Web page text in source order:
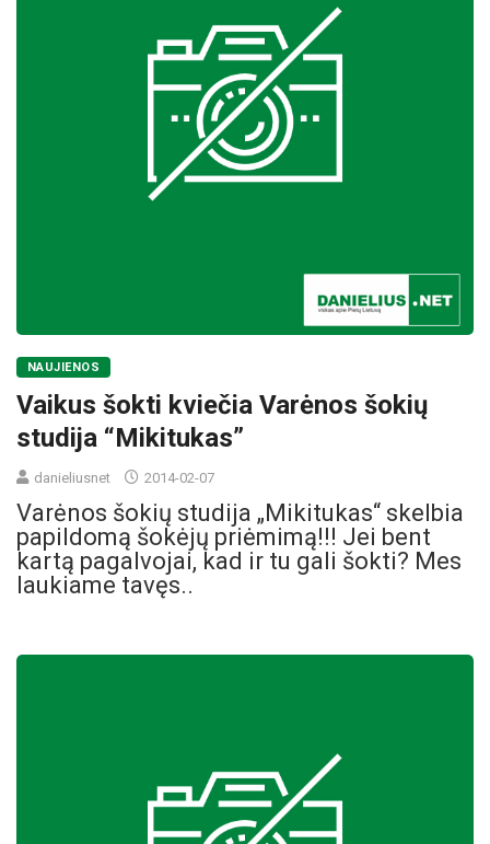
NAUJIENOS
Vaikus šokti kviečia Varėnos šokių
studija “Mikitukas”
danieliusnet 2014-02-07
Varėnos šokių studija „Mikitukas“ skelbia
papildomą šokėjų priėmimą!!! Jei bent
kartą pagalvojai, kad ir tu gali šokti? Mes
laukiame tavęs..